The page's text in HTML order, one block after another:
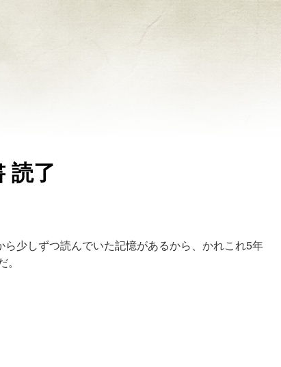
読了
少しずつ読んでいた記憶があるから、かれこれ5年